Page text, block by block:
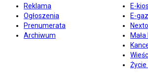
Reklama
Ogłoszenia
Prenumerata
Archiwum
E-
E-